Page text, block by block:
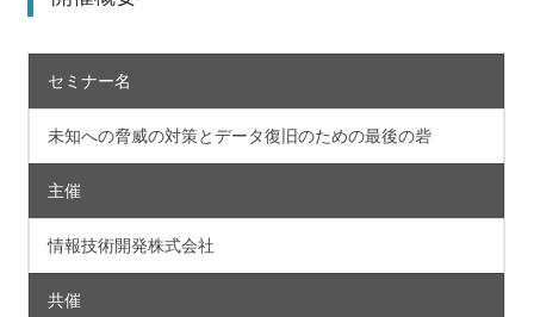
セミナー名
未知への脅威の対策とデータ復旧のための最後の砦
主催
情報技術開発株式会社
共催